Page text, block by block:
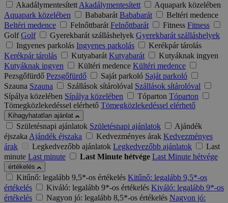
AkadálymentesítettAkadálymentesített
Aquapark közelében
Aquapark közelében
Bababarát Bababarát
Beltéri medence
Beltéri medence
Felnőttbarát Felnőttbarát Fitness Fitness
Golf Golf Gyerekbarát szálláshelyek Gyerekbarát szálláshelyek
Ingyenes parkolás Ingyenes parkolás
Kerékpár tárolás
Kerékpár tárolás
Kutyabarát Kutyabarát
Kutyáknak ingyen
Kutyáknak ingyen
Kültéri medence Kültéri medence
Pezsgőfürdő Pezsgőfürdő Saját parkoló Saját parkoló
Szauna Szauna Szállások sítárolóval Szállások sítárolóval
Sípálya közelében Sípálya közelében Tóparton Tóparton
Tömegközlekedéssel elérhető Tömegközlekedéssel elérhető
Kihagyhatatlan ajánlat
Születésnapi ajánlatok Születésnapi ajánlatok
Ajándék
éjszakaAjándék éjszaka Kedvezményes árak Kedvezményes
árak
Legkedvezőbb ajánlatok Legkedvezőbb ajánlatok
Last
minute Last minute Last Minute hétvége Last Minute hétvége
értékelés
Kitűnő: legalább 9,5*-os értékelés Kitűnő: legalább 9,5*-os
értékelés
Kiváló: legalább 9*-os értékelés Kiváló: legalább 9*-os
értékelés
Nagyon jó: legalább 8,5*-os értékelés Nagyon jó: